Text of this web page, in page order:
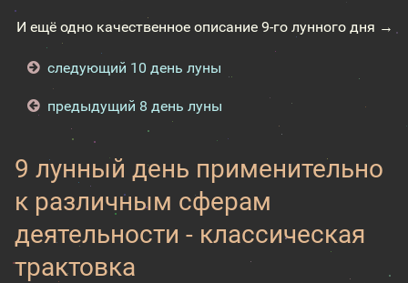
И ещё одно качественное описание 9-го лунного дня →
следующий 10 день луны
предыдущий 8 день луны
9 лунный день применительно
к различным сферам
деятельности - классическая
трактовка